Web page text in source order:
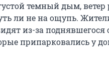
темный дым, ветер
ли не на ощупь.
из-за поднявшегося
припарковались у